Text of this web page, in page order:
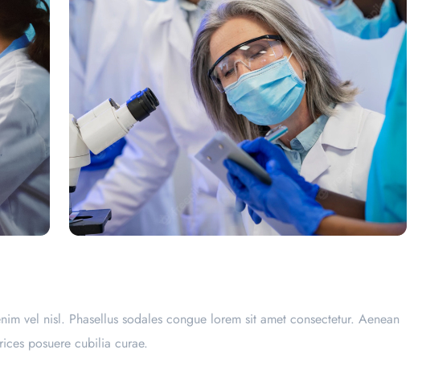
vel nisl. Phasellus sodales congue lorem sit amet consectetur. Aenean
posuere cubilia curae.